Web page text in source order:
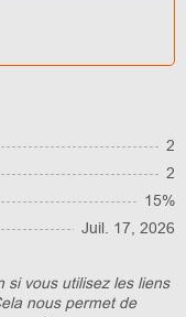
2
2
15%
Juil. 17, 2026
si vous utilisez les liens
nous permet de